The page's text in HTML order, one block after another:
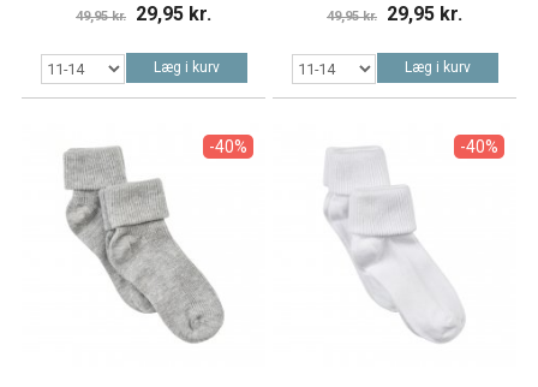
49,95 kr. 29,95 kr.
Læg i kurv
49,95 kr. 29,95 kr.
Læg i kurv
-40% -40%